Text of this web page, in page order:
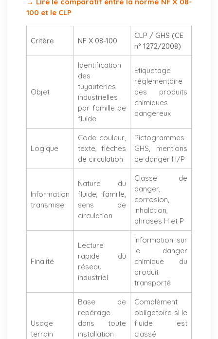
100 et le CLP
Critère NF X 08-100
CLP / GHS (CE
n° 1272/2008)
Objet
Identification
des
tuyauteries
industrielles
par famille de
fluide
Étiquetage
réglementaire
des produits
chimiques
dangereux
Logique
Code couleur,
texte, flèches
de circulation
Pictogrammes
GHS, mentions
de danger H/P
Information
transmise
Nature du
fluide, famille,
sens de
circulation
Classe de
danger,
corrosion,
inhalation,
phrases H et P
Finalité
Lecture
rapide du
réseau
industriel
Information sur
le danger
chimique du
produit
transporté
Usage
terrain
Base de
repérage
dans toute
installation
Complément
obligatoire si le
fluide est
classé